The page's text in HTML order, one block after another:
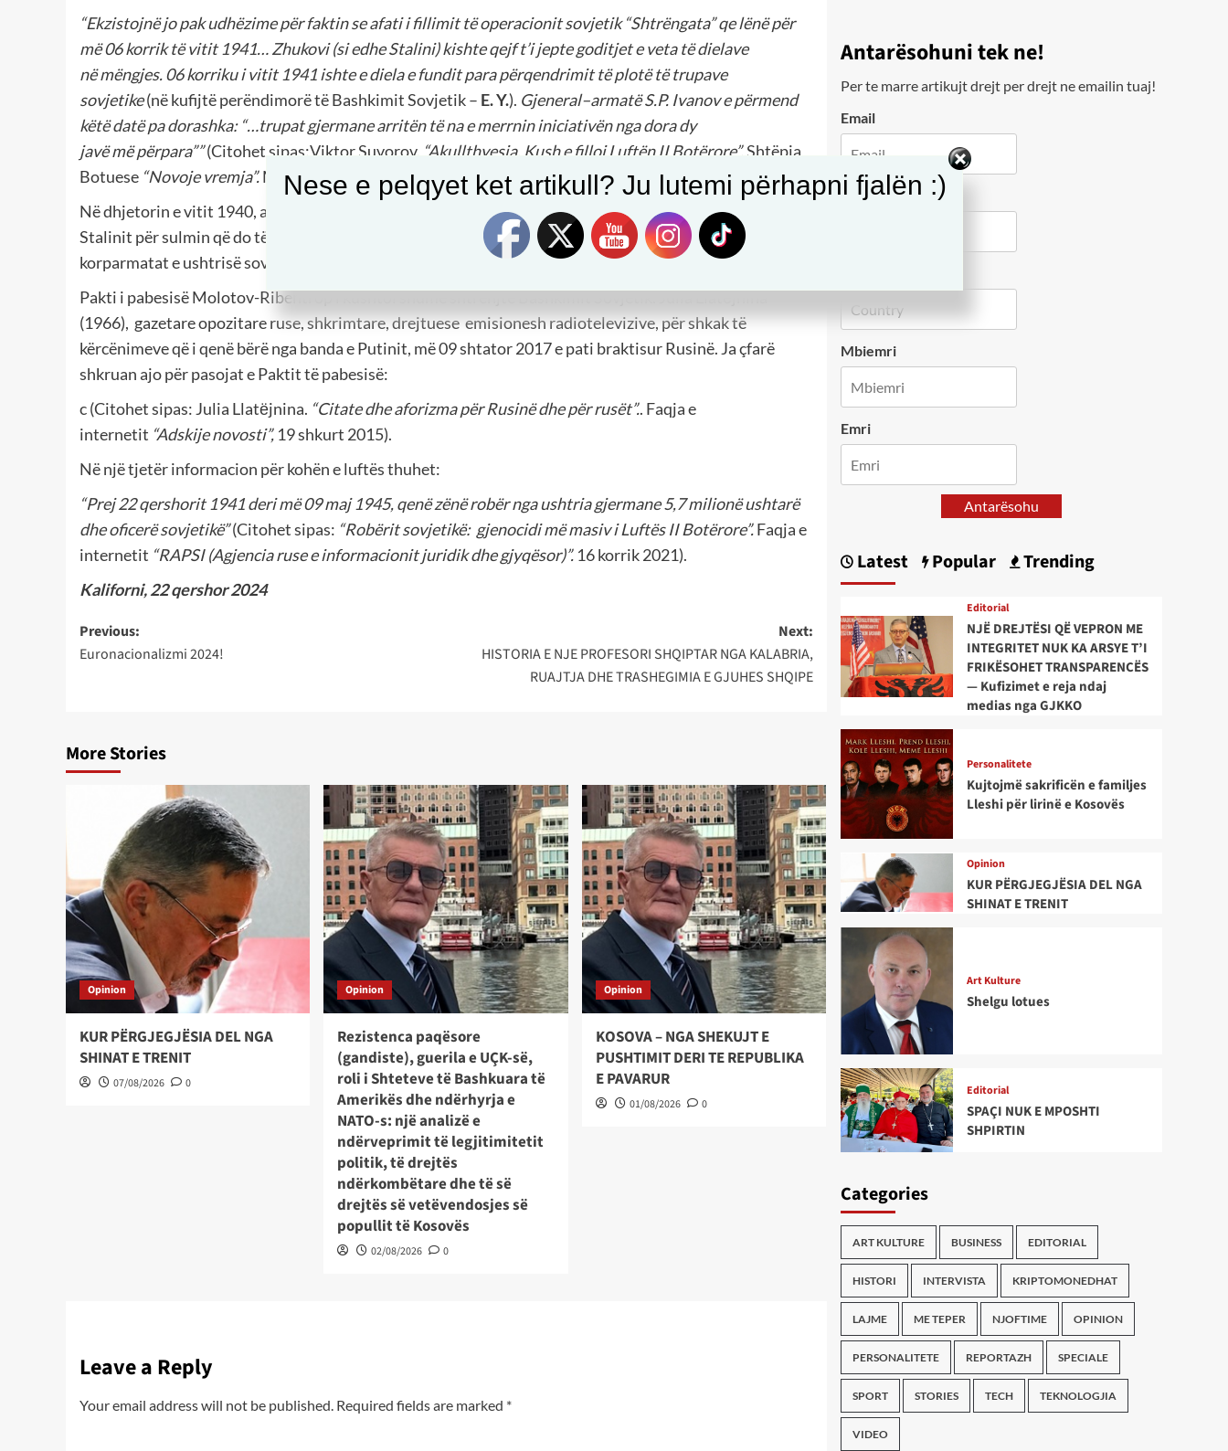
“Ekzistojnëjo pak udhëzime për faktin se afati i fillimit tëoperacionit sovjetik“Shtrëngata”qe lënëpër
më 06korrik tëvitit1941…Zhukovi(si edhe Stalini)kishte qejf t’i jepte goditjet e veta tëdielave
nëmëngjes. 06korriku i vitit1941ishte e diela e fundit para përqendrimit tëplotëtëtrupave
sovjetike(në kufijtë perëndimorë të Bashkimit Sovjetik – E.Y.). Gjeneral–armatëS.P. Ivanov e përmend
këtëdatëpa dorashka: “…trupat gjermane arritën tëna e merrnin iniciativën nga dora dy
javëmëpërpara””(Citohet sipas:Viktor Suvorov. “Akullthyesja. Kush e filloi Luftën II Botërore”.Shtëpia
Botuese “Novoje vremja”.Moskva 1993, f. 333).
Në dhjetorin e vitit 1940, agjentët e shërbimit sekret gjerman arritën të zbulojnë planin e fshehtë të
Stalinit për sulmin që do të ndërnerrte kundër Gjermanisë. Deri në fillimin e muajit qershor 1941, edhe
korparmatat e ushtrisë sovjetike të Lindjes së Largët, Stalini i pati zhvendosur drejt kufijve perëndimorë.
Pakti i pabesisë Molotov-Ribentrop i kushtoi shumë shtrenjtë Bashkimit Sovjetik. Julia Llatёjnina
(1966), gazetare opozitare ruse, shkrimtare, drejtuese emisionesh radiotelevizive, për shkak të
kërcënimeve që i qenë bërë nga banda e Putinit, më 09 shtator 2017 e pati braktisur Rusinë. Ja çfarë
shkruan ajo për pasojat e Paktit të pabesisë:
c (Citohet sipas: Julia Llatёjnina. “Citate dhe aforizma për Rusinë dhe për rusët”.. Faqja e
internetit “Adskije novosti”, 19 shkurt 2015).
Në një tjetër informacion për kohën e luftës thuhet:
“Prej 22 qershorit 1941 deri më 09 maj 1945, qenë zënë robër nga ushtria gjermane 5,7 milionë ushtarë
dhe oficerë sovjetikë”(Citohet sipas: “Robërit sovjetikë: gjenocidi më masiv i Luftës II Botërore”.Faqja e
internetit “RAPSI (Agjencia ruse e informacionit juridik dhe gjyqësor)”. 16 korrik 2021).
Kaliforni, 22 qershor 2024
Post
navigation
Previous:
Euronacionalizmi 2024!
Next:
HISTORIA E NJE PROFESORI SHQIPTAR NGA KALABRIA,
RUAJTJA DHE TRASHEGIMIA E GJUHES SHQIPE
More Stories
Opinion
KUR PËRGJEGJËSIA DEL NGA
SHINAT E TRENIT
07/08/2026 0
Opinion
Rezistenca paqësore
(gandiste), guerila e UÇK-së,
roli i Shteteve të Bashkuara të
Amerikës dhe ndërhyrja e
NATO-s: një analizë e
ndërveprimit të legjitimitetit
politik, të drejtës
ndërkombëtare dhe të së
drejtës së vetëvendosjes së
popullit të Kosovës
02/08/2026 0
Opinion
KOSOVA – NGA SHEKUJT E
PUSHTIMIT DERI TE REPUBLIKA
E PAVARUR
01/08/2026 0
Leave a Reply
Your email address will not be published. Required fields are marked *
Antarësohuni tek ne!
Per te marre artikujt drejt per drejt ne emailin tuaj!
Email
City
Mbiemri
Emri
Antarësohu
Latest Popular Trending
Editorial
NJË DREJTËSI QË VEPRON ME
INTEGRITET NUK KA ARSYE T’I
FRIKËSOHET TRANSPARENCËS
— Kufizimet e reja ndaj
medias nga GJKKO
Personalitete
Kujtojmë sakrificën e familjes
Lleshi për lirinë e Kosovës
Opinion
KUR PËRGJEGJËSIA DEL NGA
SHINAT E TRENIT
Art Kulture
Shelgu lotues
Editorial
SPAÇI NUK E MPOSHTI
SHPIRTIN
Categories
ART KULTURE BUSINESS EDITORIAL
HISTORI INTERVISTA KRIPTOMONEDHAT
LAJME ME TEPER NJOFTIME OPINION
PERSONALITETE REPORTAZH SPECIALE
SPORT STORIES TECH TEKNOLOGJIA
VIDEO
Nese e pelqyet ket artikull? Ju lutemi përhapni fjalën :)